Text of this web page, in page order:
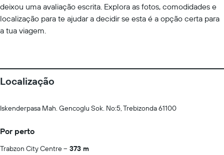
deixou uma avaliação escrita. Explora as fotos, comodidades e
localização para te ajudar a decidir se esta é a opção certa para
a tua viagem.
Localização
Iskenderpasa Mah. Gencoglu Sok. No:5, Trebizonda 61100
Por perto
Trabzon City Centre
373 m